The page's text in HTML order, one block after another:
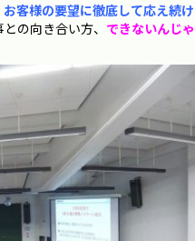
お客様の要望に徹底して応え続け
の向き合い方、 できないんじゃ